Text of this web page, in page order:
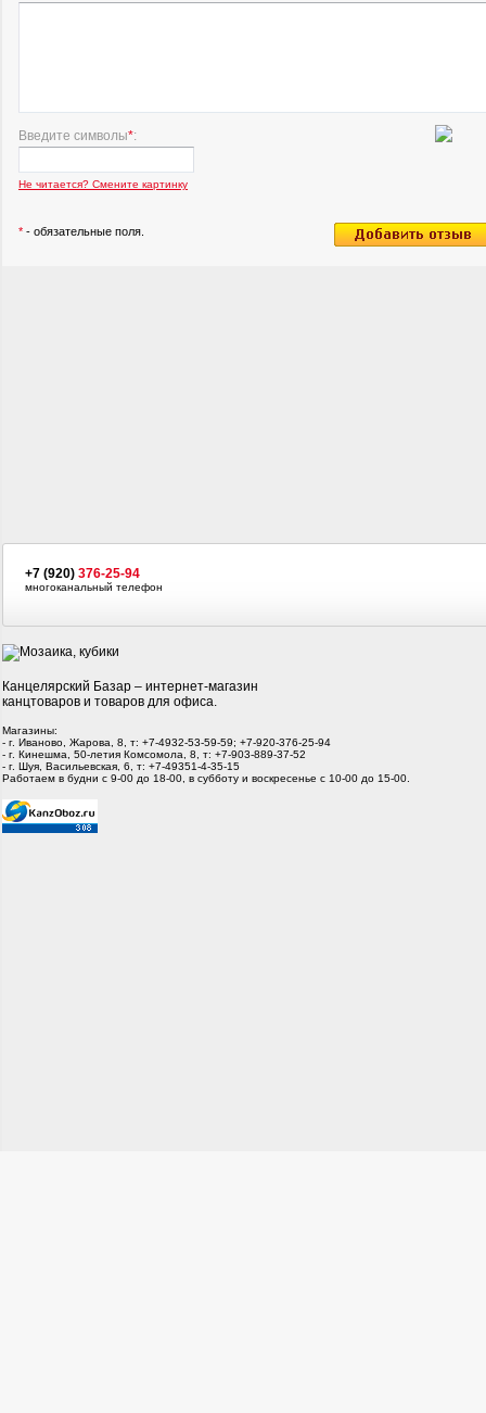
Введите символы*:
Не читается? Смените картинку
* - обязательные поля.
+7 (920) 376-25-94
многоканальный телефон
Канцелярский Базар – интернет-магазин
канцтоваров и товаров для офиса.
Магазины:
- г. Иваново, Жарова, 8, т: +7-4932-53-59-59; +7-920-376-25-94
- г. Кинешма, 50-летия Комсомола, 8, т: +7-903-889-37-52
- г. Шуя, Васильевская, 6, т: +7-49351-4-35-15
Работаем в будни с 9-00 до 18-00, в субботу и воскресенье с 10-00 до 15-00.